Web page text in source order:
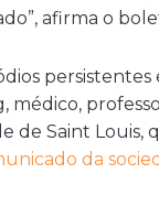
afirma o
médico,
de Saint Louis,
da